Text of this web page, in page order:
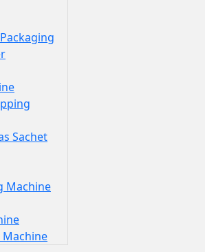
Sachet
Machine